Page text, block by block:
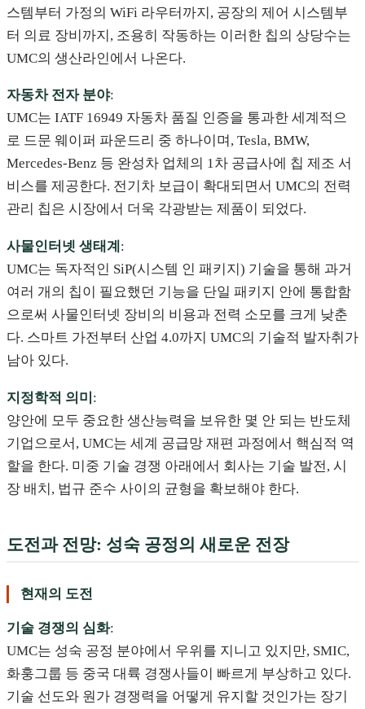
스템부터 가정의 WiFi 라우터까지, 공장의 제어 시스템부
터 의료 장비까지, 조용히 작동하는 이러한 칩의 상당수는
UMC의 생산라인에서 나온다.
자동차 전자 분야:
UMC는 IATF 16949 자동차 품질 인증을 통과한 세계적으
로 드문 웨이퍼 파운드리 중 하나이며, Tesla, BMW,
Mercedes-Benz 등 완성차 업체의 1차 공급사에 칩 제조 서
비스를 제공한다. 전기차 보급이 확대되면서 UMC의 전력
관리 칩은 시장에서 더욱 각광받는 제품이 되었다.
사물인터넷 생태계 :
UMC는 독자적인 SiP(시스템 인 패키지) 기술을 통해 과거
여러 개의 칩이 필요했던 기능을 단일 패키지 안에 통합함
으로써 사물인터넷 장비의 비용과 전력 소모를 크게 낮춘
다. 스마트 가전부터 산업 4.0까지 UMC의 기술적 발자취가
남아 있다.
지정학적 의미 :
양안에 모두 중요한 생산능력을 보유한 몇 안 되는 반도체
기업으로서, UMC는 세계 공급망 재편 과정에서 핵심적 역
할을 한다. 미중 기술 경쟁 아래에서 회사는 기술 발전, 시
장 배치, 법규 준수 사이의 균형을 확보해야 한다.
도전과 전망: 성숙 공정의 새로운 전장
현재의 도전
기술 경쟁의 심화:
UMC는 성숙 공정 분야에서 우위를 지니고 있지만, SMIC,
화훙그룹 등 중국 대륙 경쟁사들이 빠르게 부상하고 있다.
기술 선도와 원가 경쟁력을 어떻게 유지할 것인가는 장기